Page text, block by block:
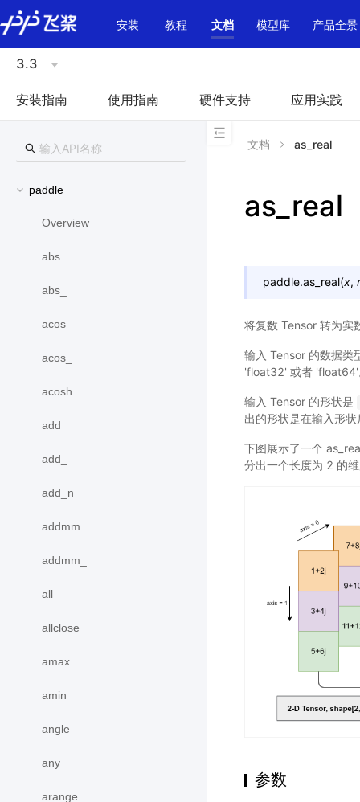
\u200E
安装
教程 文档 模型库 产品全景
3.3
安装指南 使用指南 硬件支持 应用实践
paddle
Overview
abs
abs_
acos
acos_
acosh
add
add_
add_n
addmm
addmm_
all
allclose
amax
amin
angle
any
arange
文档 as_real
as_real
paddle.as_real(x,
将复数 Tensor 转为实
输入 Tensor 的数据
'float32' 或者 'float64'
输入 Tensor 的形状是
出的形状是在输入形
下图展示了一个
分出一个长度为 2 的
参数